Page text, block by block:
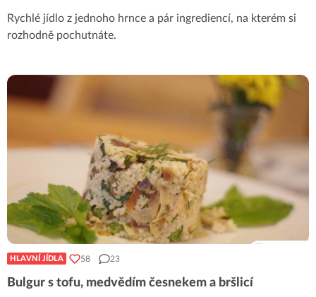
Rychlé jídlo z jednoho hrnce a pár ingrediencí, na kterém si
rozhodně pochutnáte.
HLAVNÍ JÍDLA 58 23
Bulgur s tofu, medvědím česnekem a bršlicí